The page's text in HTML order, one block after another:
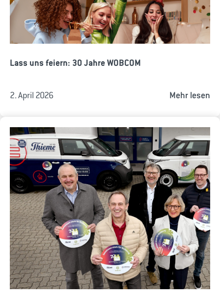
Lass uns feiern: 30 Jahre WOBCOM
2. April 2026 Mehr lesen